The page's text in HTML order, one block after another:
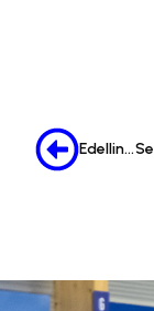
Edellinen